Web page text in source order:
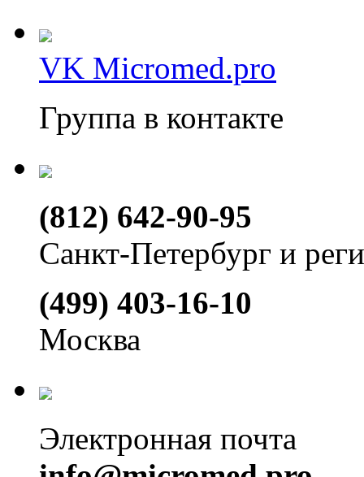
VK Micromed.pro
Группа в контакте
(812) 642-90-95
Санкт-Петербург и
(499) 403-16-10
Москва
Электронная почта